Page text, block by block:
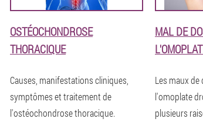
OSTÉOCHONDROSE
THORACIQUE
Causes, manifestations cliniques,
symptômes et traitement de
l'ostéochondrose thoracique.
MAL DE
Les maux de
l'omoplate
plusieurs